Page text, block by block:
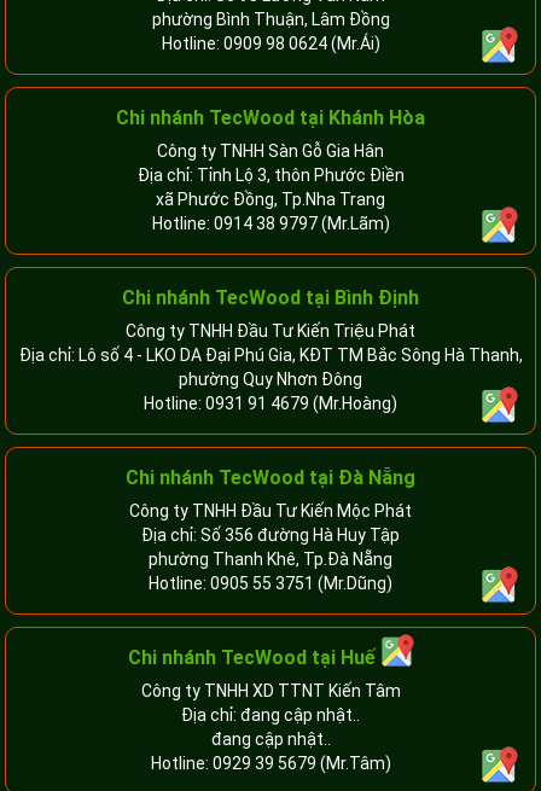
phường Bình Thuận, Lâm Đồng
Hotline: 0909 98 0624(Mr.Ái)
Chi nhánh TecWood tại Khánh Hòa
Công ty TNHH Sàn Gỗ Gia Hân
Địa chỉ: Tỉnh Lộ 3, thôn Phước Điền
xã Phước Đồng, Tp.Nha Trang
Hotline: 0914 38 9797(Mr.Lãm)
Chi nhánh TecWood tại Bình Định
Công ty TNHH Đầu Tư Kiến Triệu Phát
Địa chỉ: Lô số 4 - LKO DA Đại Phú Gia, KĐT TM Bắc Sông Hà Thanh,
phường Quy Nhơn Đông
Hotline: 0931 91 4679 (Mr.Hoàng)
Chi nhánh TecWood tại Đà Nẵng
Công ty TNHH Đầu Tư Kiến Mộc Phát
Địa chỉ: Số 356 đường Hà Huy Tập
phường Thanh Khê, Tp.Đà Nẵng
Hotline: 0905 55 3751 (Mr.Dũng)
Chi nhánh TecWood tại Huế
Công ty TNHH XD TTNT Kiến Tâm
Địa chỉ: đang cập nhật..
đang cập nhật..
Hotline: 0929 39 5679 (Mr.Tâm)